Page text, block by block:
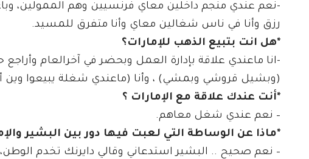
-نعم عندي منجم داخلين معاي فرنسيين وهم الممولين،
رزق وأنا في ناس شغالين معاي وأنا متفرق للمسيد.
*هل انت بتبيع الذهب للإمارات؟
-انا ماعندي علاقة بإدارة العمل وبحضر في آخرالعام
(وبشيل قروشي وبمشي) ، وأنا (ماعندي شغلة يبيعوا وين
*أنت عندك علاقة مع الإمارات ؟
– نعم عندي شغل معاهم.
*ماذا عن الوساطة التي لعبت فيها دور بين البشير
– نعم صحيح .. البشير استدعاني وقالي دايرنك تخدم